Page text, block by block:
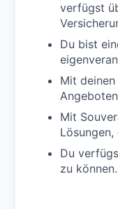
verfügst
Du bist
Mit
Mit
Du
zu können.